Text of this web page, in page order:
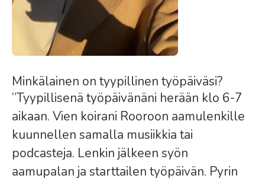
Minkälainen on tyypillinen työpäiväsi?
”Tyypillisenä työpäivänäni herään klo 6-7
aikaan. Vien koirani Rooroon aamulenkille
kuunnellen samalla musiikkia tai
podcasteja. Lenkin jälkeen syön
aamupalan ja starttailen työpäivän. Pyrin